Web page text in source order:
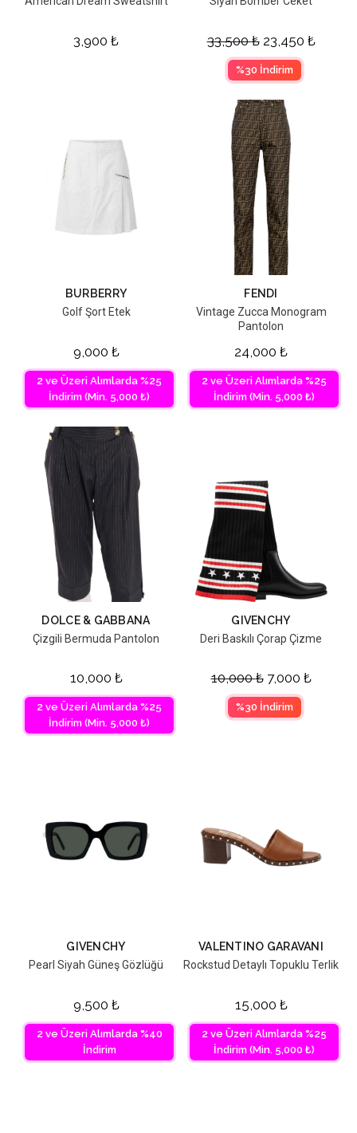
3,900 ₺ 33,500₺ 23,450 ₺
%30 İndirim
BURBERRY
Golf Şort Etek
9,000 ₺
2 ve Üzeri Alımlarda %25
İndirim (Min. 5,000 ₺)
FENDI
Vintage Zucca Monogram
Pantolon
24,000 ₺
2 ve Üzeri Alımlarda %25
İndirim (Min. 5,000 ₺)
DOLCE & GABBANA
Çizgili Bermuda Pantolon
10,000 ₺
2 ve Üzeri Alımlarda %25
İndirim (Min. 5,000 ₺)
GIVENCHY
Deri Baskılı Çorap Çizme
10,000₺ 7,000 ₺
%30 İndirim
GIVENCHY
Pearl Siyah Güneş Gözlüğü
9,500 ₺
2 ve Üzeri Alımlarda %40
İndirim
VALENTINO GARAVANI
Rockstud Detaylı Topuklu Terlik
15,000 ₺
2 ve Üzeri Alımlarda %25
İndirim (Min. 5,000 ₺)